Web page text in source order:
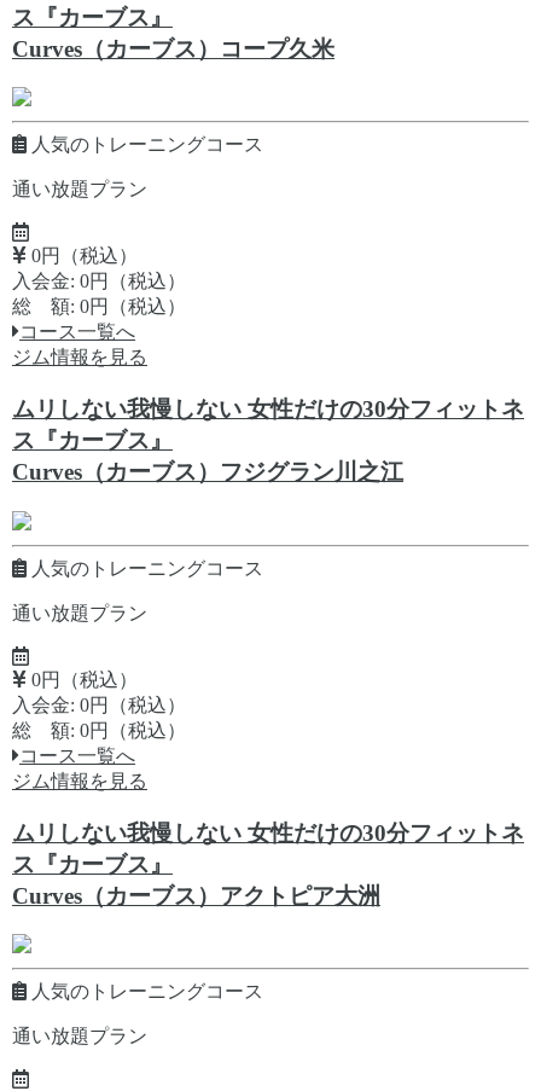
ス『カーブス』
Curves（カーブス）コープ久米
人気のトレーニングコース
通い放題プラン
0円（税込）
入会金: 0円（税込）
総 額: 0円（税込）
コース一覧へ
ジム情報を見る
ムリしない我慢しない 女性だけの30分フィットネ
ス『カーブス』
Curves（カーブス）フジグラン川之江
人気のトレーニングコース
通い放題プラン
0円（税込）
入会金: 0円（税込）
総 額: 0円（税込）
コース一覧へ
ジム情報を見る
ムリしない我慢しない 女性だけの30分フィットネ
ス『カーブス』
Curves（カーブス）アクトピア大洲
人気のトレーニングコース
通い放題プラン